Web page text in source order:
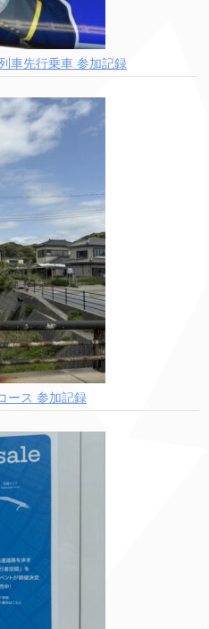
車先行乗車 参加記録
ース 参加記録